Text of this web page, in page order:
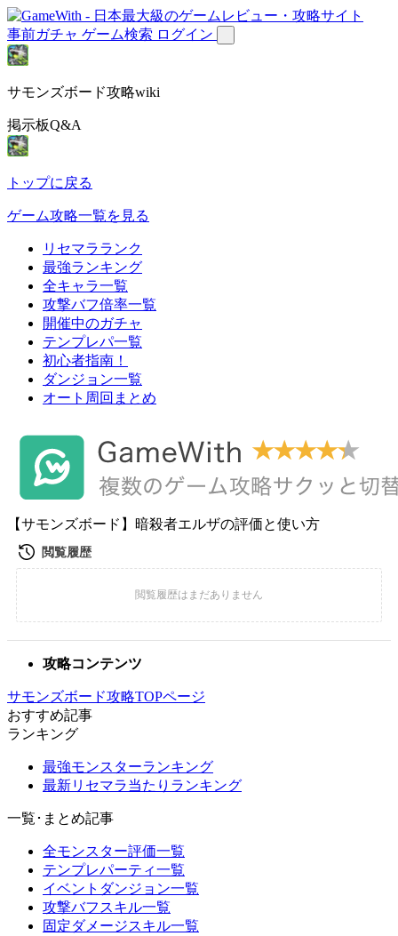
事前ガチャ ゲーム検索 ログイン
サモンズボード攻略wiki
掲示板Q&A
トップに戻る
ゲーム攻略一覧を見る
リセマラランク
最強ランキング
全キャラ一覧
攻撃バフ倍率一覧
開催中のガチャ
テンプレパ一覧
初心者指南！
ダンジョン一覧
オート周回まとめ
【サモンズボード】暗殺者エルザの評価と使い方
攻略コンテンツ
サモンズボード攻略TOPページ
おすすめ記事
ランキング
最強モンスターランキング
最新リセマラ当たりランキング
一覧･まとめ記事
全モンスター評価一覧
テンプレパーティ一覧
イベントダンジョン一覧
攻撃バフスキル一覧
固定ダメージスキル一覧